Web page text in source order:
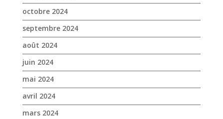
octobre 2024
septembre 2024
août 2024
juin 2024
mai 2024
avril 2024
mars 2024